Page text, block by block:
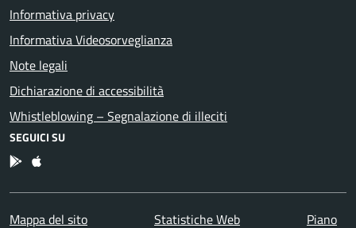
Informativa privacy
Informativa Videosorveglianza
Note legali
Dichiarazione di accessibilità
Whistleblowing – Segnalazione di illeciti
SEGUICI SU
App Android
App IOS
Mappa del sito Statistiche Web Piano